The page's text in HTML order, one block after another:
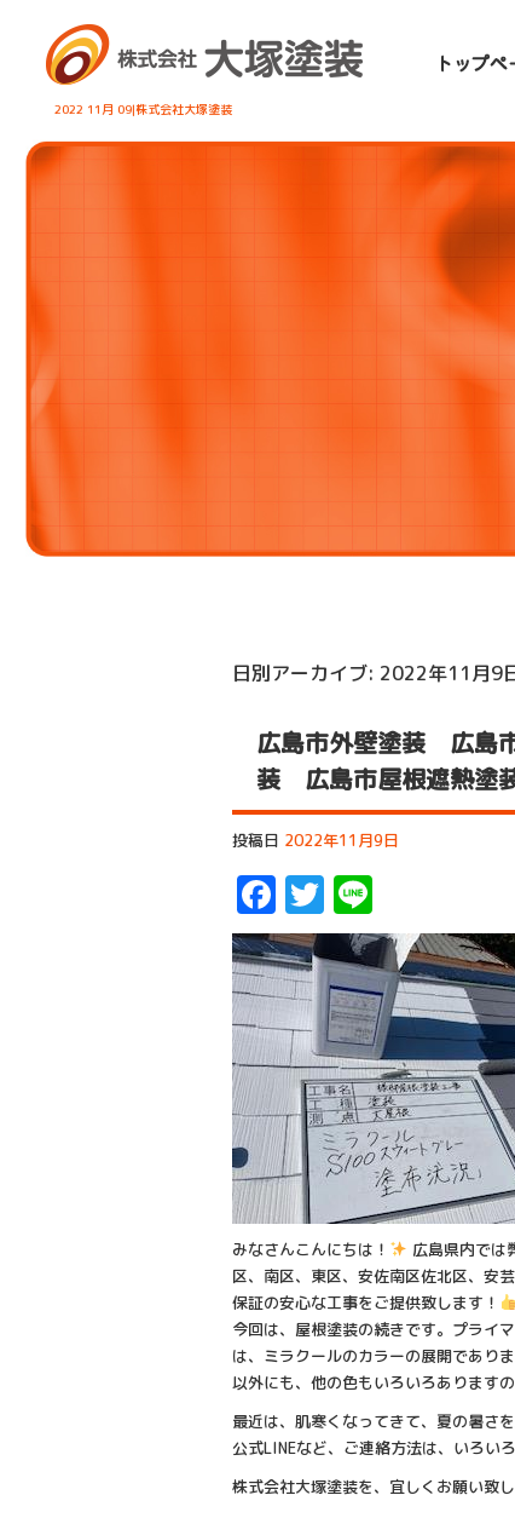
2022 11月 09|株式会社大塚塗装
日別アーカイブ: 2022年11月9
広島市外壁塗装 広島
装 広島市屋根遮熱塗
投稿日 2022年11月9日
Facebook
Twitter
みなさんこんにちは！ 広島県内では
区、南区、東区、安佐南区佐北区、安
保証の安心な工事をご提供致します！
今回は、屋根塗装の続きです。プライ
は、ミラクールのカラーの展開であり
以外にも、他の色もいろいろあります
最近は、肌寒くなってきて、夏の暑さ
公式LINEなど、ご連絡方法は、いろい
株式会社大塚塗装を、宜しくお願い致